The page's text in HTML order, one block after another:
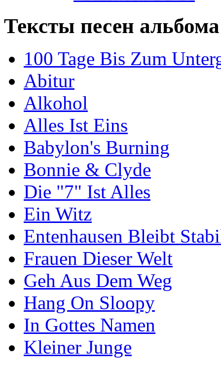
Тексты песен
100 Tage Bis Zum
Abitur
Alkohol
Alles Ist Eins
Babylon's Burning
Bonnie & Clyde
Die "7" Ist Alles
Ein Witz
Entenhausen Bleibt
Frauen Dieser Welt
Geh Aus Dem Weg
Hang On Sloopy
In Gottes Namen
Kleiner Junge